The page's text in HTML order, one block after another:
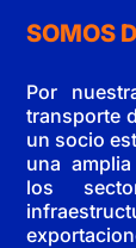
SOMOS
Por
transporte
un socio
una
los